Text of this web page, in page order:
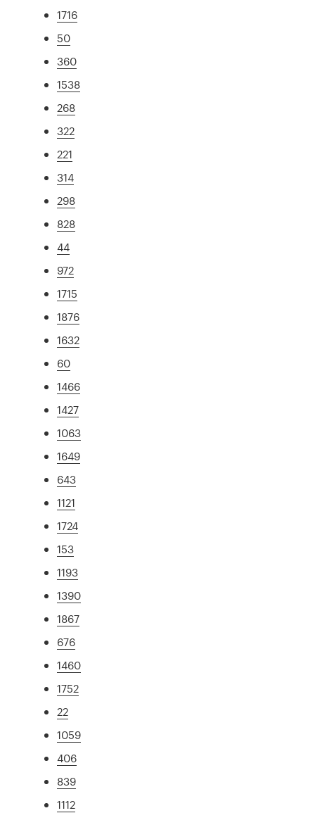
1716
50
360
1538
268
322
221
314
298
828
44
972
1715
1876
1632
60
1466
1427
1063
1649
643
1121
1724
153
1193
1390
1867
676
1460
1752
22
1059
406
839
1112